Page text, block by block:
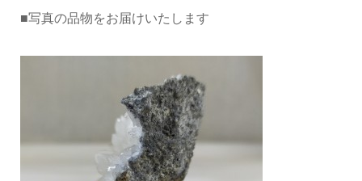
■写真の品物をお届けいたします